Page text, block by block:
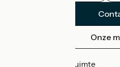
Onze
Professionele ruimte